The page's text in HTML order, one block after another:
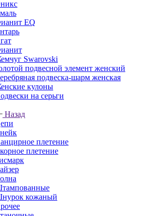
EQ
Swarovski
подвесной элемент женcкий
подвеска-шарм женская
кулоны
на серьги
Назад
плетение
плетение
кожаный